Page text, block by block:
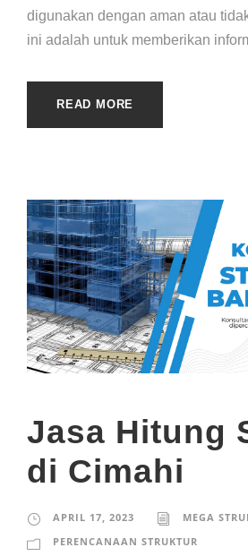
digunakan dengan aman atau
ini adalah untuk memberikan
READ MORE
Jasa Hitung
di Cimahi
APRIL 17, 2023
MEGA
PERENCANAAN STRUKTUR